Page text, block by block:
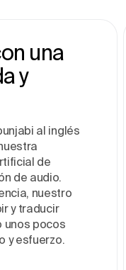
una
y
al inglés
de
de audio.
nuestro
y traducir
unos pocos
y esfuerzo.